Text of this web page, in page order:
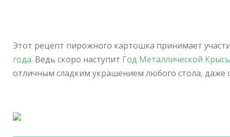
Этот рецепт пирожного картошка принимает
года. Ведь скоро наступит Год Металлической
отличным сладким украшением любого стола, даже